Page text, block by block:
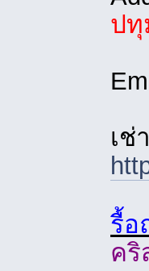
ปทุ
เช่
รื้อ
คริ